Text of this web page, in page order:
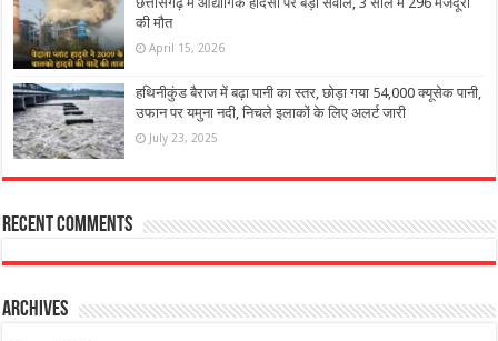
की मौत
April 15, 2026
हथिनीकुंड बैराज में बढ़ा पानी का स्तर, छोड़ा गया 54,000 क्यूसेक पानी,
उफान पर यमुना नदी, निचले इलाकों के लिए अलर्ट जारी
July 23, 2025
Recent Comments
Archives